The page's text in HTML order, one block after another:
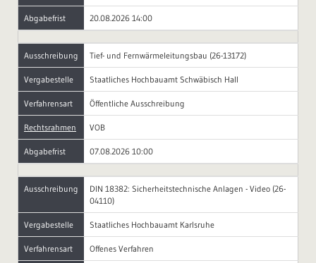
Abgabefrist 20.08.2026 14:00
Ausschreibung Tief- und Fernwärmeleitungsbau (26-13172)
Vergabestelle Staatliches Hochbauamt Schwäbisch Hall
Verfahrensart Öffentliche Ausschreibung
Rechtsrahmen VOB
Abgabefrist 07.08.2026 10:00
Ausschreibung
DIN 18382: Sicherheitstechnische Anlagen - Video (26-
04110)
Vergabestelle Staatliches Hochbauamt Karlsruhe
Verfahrensart Offenes Verfahren